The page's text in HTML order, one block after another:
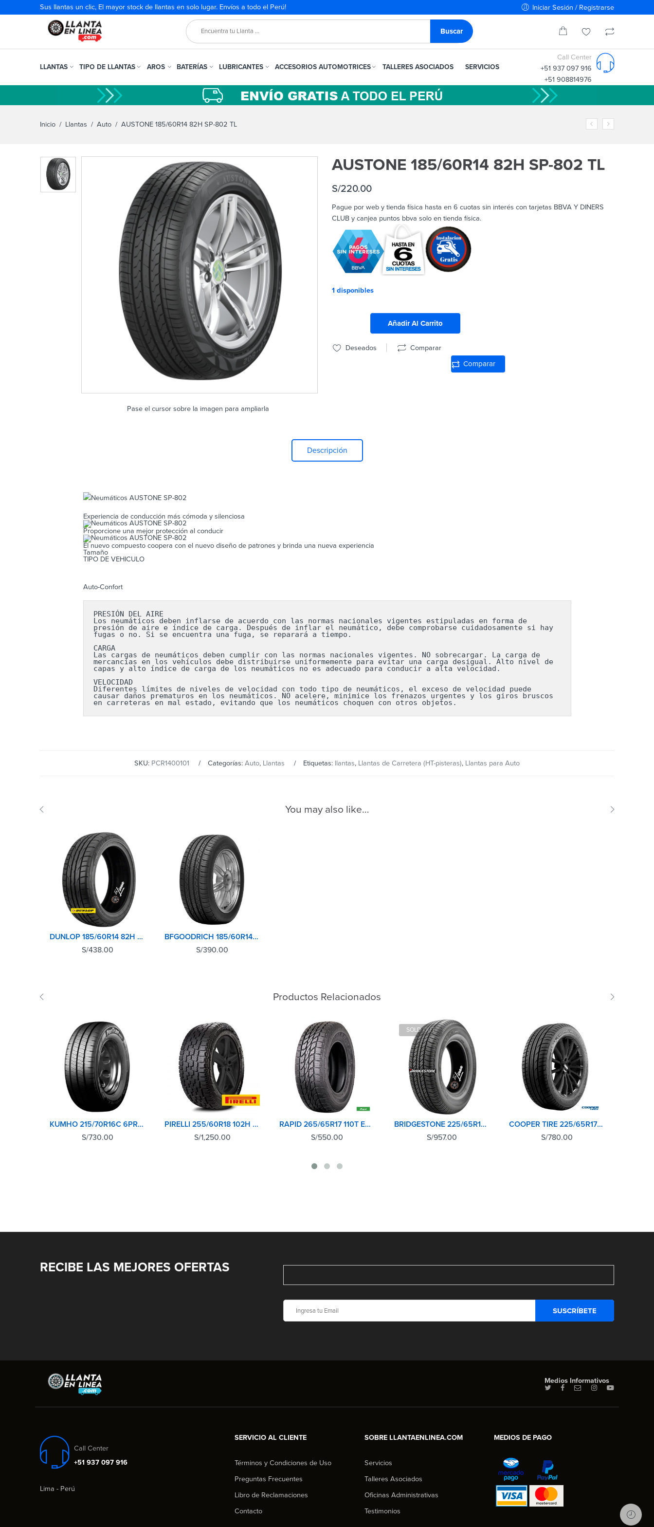
Sus llantas un clic, El mayor stock de llantas en solo lugar. Envíos a todo el Perú! Iniciar Sesión / Registrarse
LLANTAS TIPO DE LLANTAS AROS BATERÍAS LUBRICANTES ACCESORIOS AUTOMOTRICES TALLERES ASOCIADOS SERVICIOS
Call Center
+51 937 097 916
+51 908814976
Inicio / Llantas / Auto / AUSTONE 185/60R14 82H SP-802 TL
Pase el cursor sobre la imagen para ampliarla
AUSTONE 185/60R14 82H SP-802 TL
S/220.00
Pague por web y tienda física hasta en 6 cuotas sin interés con tarjetas BBVA Y DINERS
CLUB y canjea puntos bbva solo en tienda física.
1 disponibles
Añadir Al Carrito
Deseados Comparar
Comparar
Descripción
Experiencia de conducción más cómoda y silenciosa
Proporcione una mejor protección al conducir
El nuevo compuesto coopera con el nuevo diseño de patrones y brinda una nueva experiencia
Tamaño
TIPO DE VEHICULO
Auto-Confort
PRESIÓN DEL AIRE
Los neumáticos deben inflarse de acuerdo con las normas nacionales vigentes estipuladas en forma de
presión de aire e índice de carga. Después de inflar el neumático, debe comprobarse cuidadosamente si hay
fugas o no. Si se encuentra una fuga, se reparará a tiempo.
CARGA
Las cargas de neumáticos deben cumplir con las normas nacionales vigentes. NO sobrecargar. La carga de
mercancías en los vehículos debe distribuirse uniformemente para evitar una carga desigual. Alto nivel de
capas y alto índice de carga de los neumáticos no es adecuado para conducir a alta velocidad.
VELOCIDAD
Diferentes límites de niveles de velocidad con todo tipo de neumáticos, el exceso de velocidad puede
causar daños prematuros en los neumáticos. NO acelere, minimice los frenazos urgentes y los giros bruscos
en carreteras en mal estado, evitando que los neumáticos choquen con otros objetos.
SKU: PCR1400101 Categorías: Auto, Llantas Etiquetas: llantas, Llantas de Carretera (HT-pisteras), Llantas para Auto
You may also like…
DUNLOP 185/60R14 82H DZ102 TH TL
S/438.00
BFGOODRICH 185/60R14 82H TL ADVANTAGE GO
S/390.00
Productos Relacionados
KUMHO 215/70R16C 6PR PORTRAN KC53
S/730.00
PIRELLI 255/60R18 102H SCORPION A/T+
S/1,250.00
RAPID 265/65R17 110T ECOLANDER AT
S/550.00
SOLD OUT
BRIDGESTONE 225/65R17 102T DUELER H/T 684II
S/957.00
COOPER TIRE 225/65R17 102H EVOLUTION SPORT
S/780.00
RECIBE LAS MEJORES OFERTAS
Medios Informativos
Call Center
+51 937 097 916
Lima - Perú
SERVICIO AL CLIENTE
Términos y Condiciones de Uso
Preguntas Frecuentes
Libro de Reclamaciones
Contacto
SOBRE LLANTAENLINEA.COM
Servicios
Talleres Asociados
Oficinas Administrativas
Testimonios
MEDIOS DE PAGO